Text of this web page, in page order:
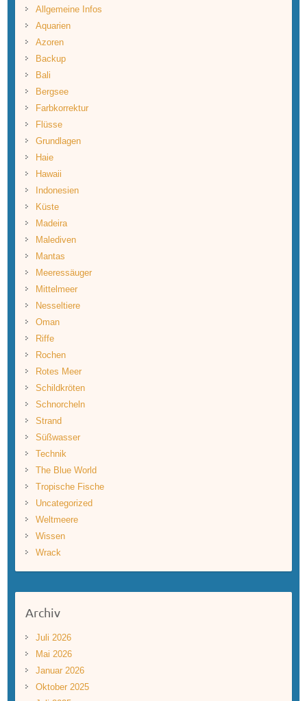
Allgemeine Infos
Aquarien
Azoren
Backup
Bali
Bergsee
Farbkorrektur
Flüsse
Grundlagen
Haie
Hawaii
Indonesien
Küste
Madeira
Malediven
Mantas
Meeressäuger
Mittelmeer
Nesseltiere
Oman
Riffe
Rochen
Rotes Meer
Schildkröten
Schnorcheln
Strand
Süßwasser
Technik
The Blue World
Tropische Fische
Uncategorized
Weltmeere
Wissen
Wrack
Archiv
Juli 2026
Mai 2026
Januar 2026
Oktober 2025